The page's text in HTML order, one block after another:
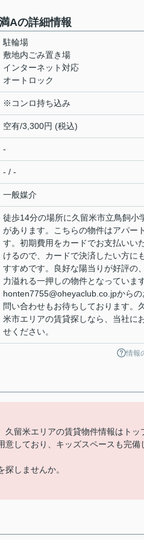
Aの詳細情報
駐輪場
敷地内ごみ置き場
インターネット対応
オートロック
※コンロ持ち込み
空有/3,300円 (税込)
-
- / -
一般媒介
徒歩14分の場所に久留米市立鳥飼小
があります。こちらの物件はアパー
す。初期費用をカードでお支払いい
けるので、カードで決済したい方に
すすめです。良好な陽当りが好評の
力溢れる一押しの物件となっています
honten7755@oheyaclub.co.jpからの
問い合わせもお待ちしております。
米市エリアの賃貸探しなら、当社に
せください。
情報
久留米エリアの賃貸物件情報はトッ
しており、キッズスペースも完備
しませんか。